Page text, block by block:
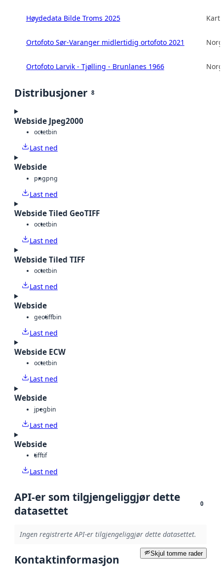
Høydedata Bilde Troms 2025
Ortofoto Sør-Varanger midlertidig ortofoto 2021
Ortofoto Larvik - Tjølling - Brunlanes 1966
Distribusjoner 8
Webside Jpeg2000
octetbin
Last ned
Webside
pngpng
Last ned
Webside Tiled GeoTIFF
octetbin
Last ned
Webside Tiled TIFF
octetbin
Last ned
Webside
geotiffbin
Last ned
Webside ECW
octetbin
Last ned
Webside
jpegbin
Last ned
Webside
tifftif
Last ned
API-er som tilgjengeliggjør dette
datasettet
0
Ingen registrerte API-er tilgjengeliggjør dette datasettet.
Skjul tomme rader
Kontaktinformasjon